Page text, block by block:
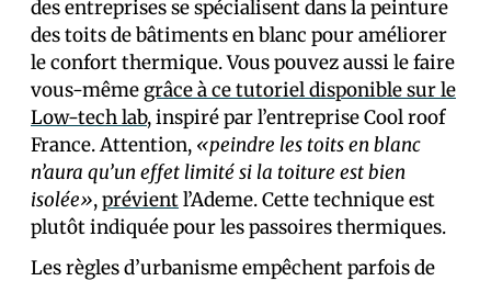
des entreprises se spécialisent dans la peinture
des toits de bâtiments en blanc pour améliorer
le confort thermique. Vous pouvez aussi le faire
vous-même grâce à ce tutoriel disponible sur le
Low-tech lab, inspiré par l’entreprise Cool roof
France. Attention, «peindre les toits en blanc
n’aura qu’un effet limité si la toiture est bien
isolée»,prévientl’Ademe. Cette technique est
plutôt indiquée pour les passoires thermiques.
Les règles d’urbanisme empêchent parfois de